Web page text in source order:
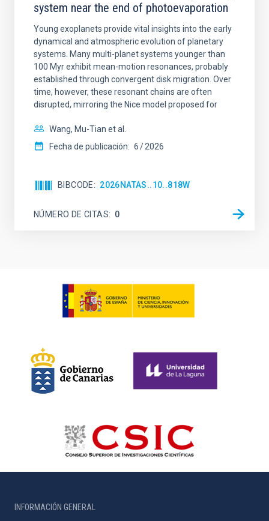
system near the end of photoevaporation
Young exoplanets provide vital insights into the early
dynamical and atmospheric evolution of planetary
systems. Many multi-planet systems younger than
100 Myr exhibit mean-motion resonances, probably
established through convergent disk migration. Over
time, however, these resonant chains are often
disrupted, mirroring the Nice model proposed for
Wang, Mu-Tian et al.
Fecha de publicación: 6 2026
BIBCODE 2026NATAS..10..818W
NÚMERO DE CITAS 0
INFORMACIÓN GENERAL